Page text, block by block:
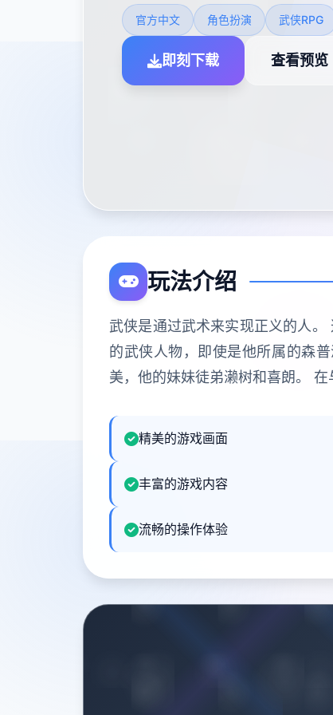
官方中文 角色扮演 武侠RPG
即刻下载 查看预览
玩法介绍
武侠是通过武术来实现正义的人
的武侠人物，即使是他所属的森
美，他的妹妹徒弟濑树和喜朗。
精美的游戏画面
丰富的游戏内容
流畅的操作体验